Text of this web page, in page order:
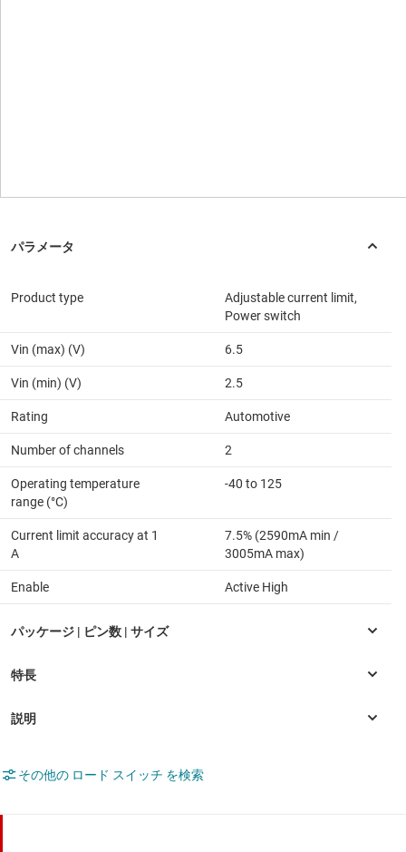
Product type
Adjustable current limit,
Power switch
Vin (max) (V) 6.5
Vin (min) (V) 2.5
Rating Automotive
Number of channels 2
Operating temperature
range (°C)
-40 to 125
Current limit accuracy at 1
A
7.5% (2590mA min /
3005mA max)
Enable Active High
その他の ロード スイッチ を検索